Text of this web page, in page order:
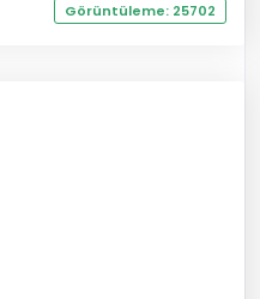
Görüntüleme: 25702